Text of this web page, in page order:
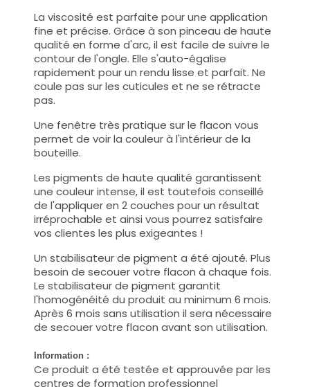
La viscosité est parfaite pour une application
fine et précise. Grâce à son pinceau de haute
qualité en forme d'arc, il est facile de suivre le
contour de l'ongle. Elle s'auto-égalise
rapidement pour un rendu lisse et parfait. Ne
coule pas sur les cuticules et ne se rétracte
pas.
Une fenêtre très pratique sur le flacon vous
permet de voir la couleur à l'intérieur de la
bouteille.
Les pigments de haute qualité garantissent
une couleur intense, il est toutefois conseillé
de l'appliquer en 2 couches pour un résultat
irréprochable et ainsi vous pourrez satisfaire
vos clientes les plus exigeantes !
Un stabilisateur de pigment a été ajouté. Plus
besoin de secouer votre flacon à chaque fois.
Le stabilisateur de pigment garantit
l'homogénéité du produit au minimum 6 mois.
Après 6 mois sans utilisation il sera nécessaire
de secouer votre flacon avant son utilisation.
Information :
Ce produit a été testée et approuvée par les
centres de formation professionnel